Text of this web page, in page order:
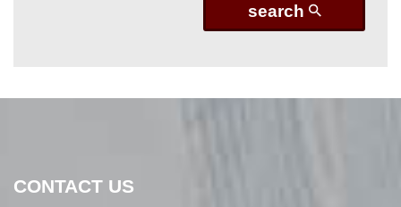
search
CONTACT US